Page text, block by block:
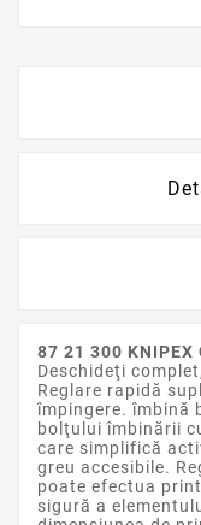
87 21 300
Deschideţi
Reglare rapidă
împingere. îmbină
bolţului îmbinării
care simplifică
greu accesibile.
poate efectua
sigură a